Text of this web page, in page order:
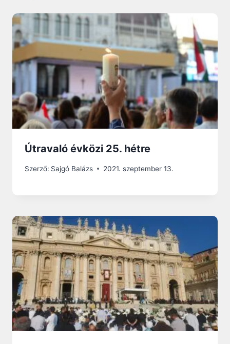
Útravaló évközi 25. hétre
Szerző: Sajgó Balázs 2021. szeptember 13.